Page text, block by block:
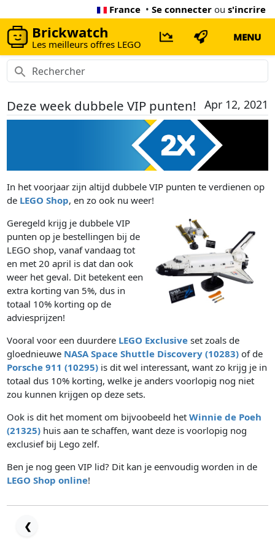
France • Se connecter ou s'incrire
Brickwatch
Les meilleurs offres LEGO
MENU
Deze week dubbele VIP punten! Apr 12, 2021
In het voorjaar zijn altijd dubbele VIP punten te verdienen op
de LEGO Shop, en zo ook nu weer!
Geregeld krijg je dubbele VIP
punten op je bestellingen bij de
LEGO shop, vanaf vandaag tot
en met 20 april is dat dan ook
weer het geval. Dit betekent een
extra korting van 5%, dus in
totaal 10% korting op de
adviesprijzen!
Vooral voor een duurdere LEGO Exclusive set zoals de
gloednieuwe NASA Space Shuttle Discovery (10283) of de
Porsche 911 (10295) is dit wel interessant, want zo krijg je in
totaal dus 10% korting, welke je anders voorlopig nog niet
zou kunnen krijgen op deze sets.
Ook is dit het moment om bijvoobeeld hetWinnie de Poeh
(21325) huis aan te schaffen, want deze is voorlopig nog
exclusief bij Lego zelf.
Ben je nog geen VIP lid? Dit kan je eenvoudig worden in de
LEGO Shop online!
❮